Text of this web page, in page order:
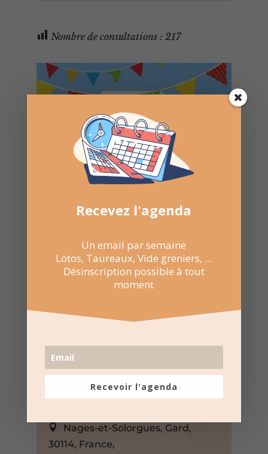
Nombre de consultations : 217
17 Mai 2025
Événement sur toute la journée
Nages-et-Solorgues, Gard,
30114, France,
Recevez l'agenda
Un email par semaine
Lotos, Taureaux, Vide greniers, ...
Désinscription possible à tout
moment
Recevoir l'agenda